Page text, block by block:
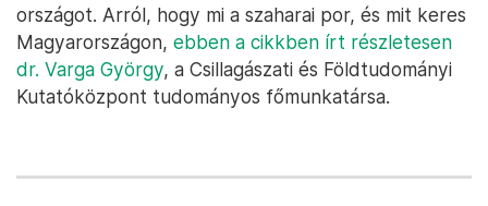
országot. Arról, hogy mi a szaharai por, és mit keres
Magyarországon, ebben a cikkben írt részletesen
dr. Varga György, a Csillagászati és Földtudományi
Kutatóközpont tudományos főmunkatársa.